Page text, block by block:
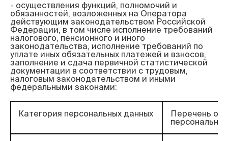
- осуществления функций, полномочий и
обязанностей, возложенных на Оператора
действующим законодательством Российской
Федерации, в том числе исполнение требований
налогового, пенсионного и иного
законодательства, исполнение требований по
уплате иных обязательных платежей и взносов,
заполнение и сдача первичной статистической
документации в соответствии с трудовым,
налоговым законодательством и иными
Категория персональных данных
Перечень